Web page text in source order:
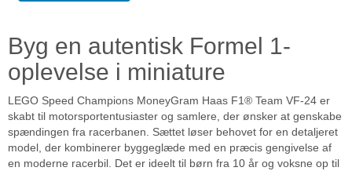
Byg en autentisk Formel 1-
oplevelse i miniature
LEGO Speed Champions MoneyGram Haas F1® Team VF-24 er
skabt til motorsportentusiaster og samlere, der ønsker at genskabe
spændingen fra racerbanen. Sættet løser behovet for en detaljeret
model, der kombinerer byggeglæde med en præcis gengivelse af
en moderne racerbil. Det er ideelt til børn fra 10 år og voksne op til